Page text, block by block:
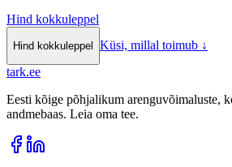
Hind kokkuleppel
Hind kokkuleppel Küsi, millal toimub ↓
tark.ee
Eesti kõige põhjalikum arenguvõimaluste,
andmebaas. Leia oma tee.